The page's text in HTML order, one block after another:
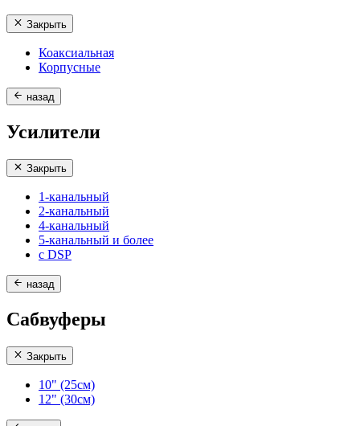
Закрыть
Коаксиальная
Корпусные
назад
Усилители
Закрыть
1-канальный
2-канальный
4-канальный
5-канальный и более
с DSP
назад
Сабвуферы
Закрыть
10" (25см)
12" (30см)